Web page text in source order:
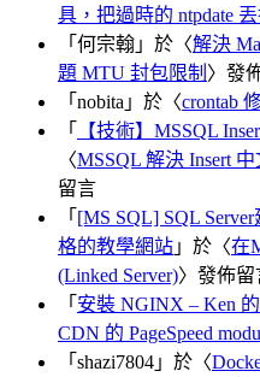
具，把過時的 ntpdate
「 何宗翰 」於〈解決
題 MTU 封包限制 〉發
「 nobita 」於〈crontab
「
【技術】MSSQL
〈MSSQL 解決 Insert
留言
「 [MS SQL] SQL
格的教學網站 」於〈在
(Linked Server)〉發佈留
「 安裝 NGINX – Ken
CDN 的 PageSpeed
「 shazi7804 」於〈